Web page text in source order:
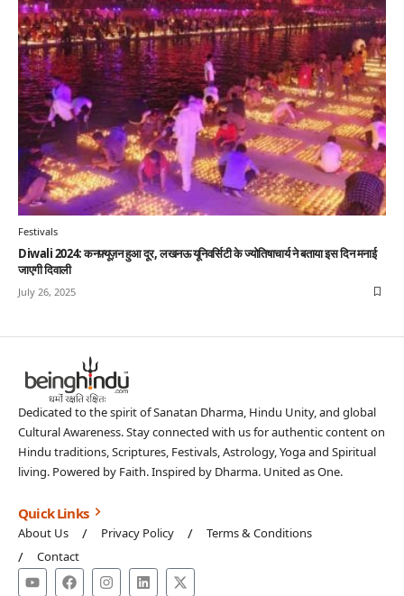
Festivals
Diwali 2024: कनफ़्यूज़न हुआ दूर, लखनऊ यूनिवर्सिटी के ज्योतिषाचार्य ने बताया इस दिन मनाई
जाएगी दिवाली
July 26, 2025
Dedicated to the spirit of Sanatan Dharma, Hindu Unity, and global
Cultural Awareness. Stay connected with us for authentic content on
Hindu traditions, Scriptures, Festivals, Astrology, Yoga and Spiritual
living. Powered by Faith. Inspired by Dharma. United as One.
Quick Links
About Us Privacy Policy
Terms & Conditions
Contact